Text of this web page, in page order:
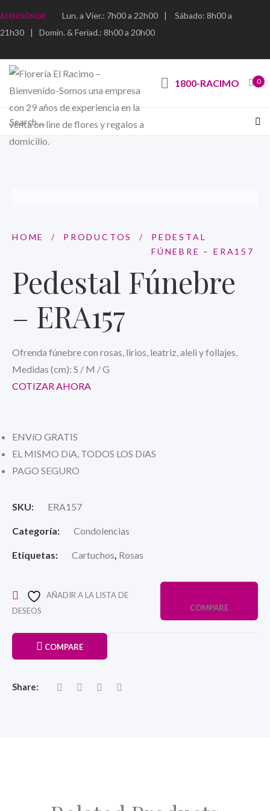
ATENCIÓN DE Lun. a Vier.: 7h00 a 22h00 |
Sábado: 8h00 a
21h30
| Domin. & Feriad.: 8h00 a 20h00
1800-RACIMO 0
HOME / PRODUCTOS /
PEDESTAL
FÚNEBRE – ERA157
Pedestal Fúnebre
– ERA157
Ofrenda fúnebre con rosas, lirios, leatriz, aleli y follajes.
Medidas (cm): S / M / G
COTIZAR AHORA
ENVíO GRATIS
EL MISMO DíA, TODOS LOS DíAS
PAGO SEGURO
SKU: ERA157
Categoría: Condolencias
Etiquetas: Cartuchos, Rosas
AÑADIR A LA LISTA DE
DESEOS
COMPARE
COMPARE
Share: